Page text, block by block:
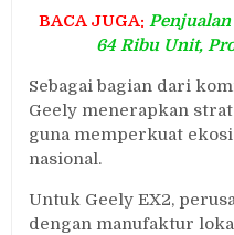
BACA JUGA:
64 Ribu Unit,
Sebagai bagian dari
Geely menerapkan
guna memperkuat
nasional.
Untuk Geely EX2,
dengan manufaktur